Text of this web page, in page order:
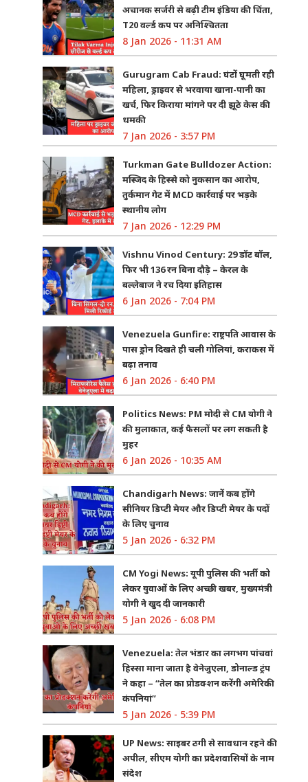
अचानक सर्जरी से बढ़ी टीम इंडिया की चिंता,
T20 वर्ल्ड कप पर अनिश्चितता
8 Jan 2026 - 11:31 AM
Gurugram Cab Fraud: घंटों घूमती रही
महिला, ड्राइवर से भरवाया खाना-पानी का
खर्च, फिर किराया मांगने पर दी झूठे केस की
धमकी
7 Jan 2026 - 3:57 PM
Turkman Gate Bulldozer Action:
मस्जिद के हिस्से को नुकसान का आरोप,
तुर्कमान गेट में MCD कार्रवाई पर भड़के
स्थानीय लोग
7 Jan 2026 - 12:29 PM
Vishnu Vinod Century: 29 डॉट बॉल,
फिर भी 136 रन बिना दौड़े – केरल के
बल्लेबाज ने रच दिया इतिहास
6 Jan 2026 - 7:04 PM
Venezuela Gunfire: राष्ट्रपति आवास के
पास ड्रोन दिखते ही चली गोलियां, कराकस में
बढ़ा तनाव
6 Jan 2026 - 6:40 PM
Politics News: PM मोदी से CM योगी ने
की मुलाकात, कई फैसलों पर लग सकती है
मुहर
6 Jan 2026 - 10:35 AM
Chandigarh News: जानें कब होंगे
सीनियर डिप्टी मेयर और डिप्टी मेयर के पदों
के लिए चुनाव
5 Jan 2026 - 6:32 PM
CM Yogi News: यूपी पुलिस की भर्ती को
लेकर युवाओं के लिए अच्छी खबर, मुख्यमंत्री
योगी ने खुद दी जानकारी
5 Jan 2026 - 6:08 PM
Venezuela: तेल भंडार का लगभग पांचवां
हिस्सा माना जाता है वेनेजुएला, डोनाल्ड ट्रंप
ने कहा – “तेल का प्रोडक्शन करेंगी अमेरिकी
कंपनियां”
5 Jan 2026 - 5:39 PM
UP News: साइबर ठगी से सावधान रहने की
अपील, सीएम योगी का प्रदेशवासियों के नाम
संदेश